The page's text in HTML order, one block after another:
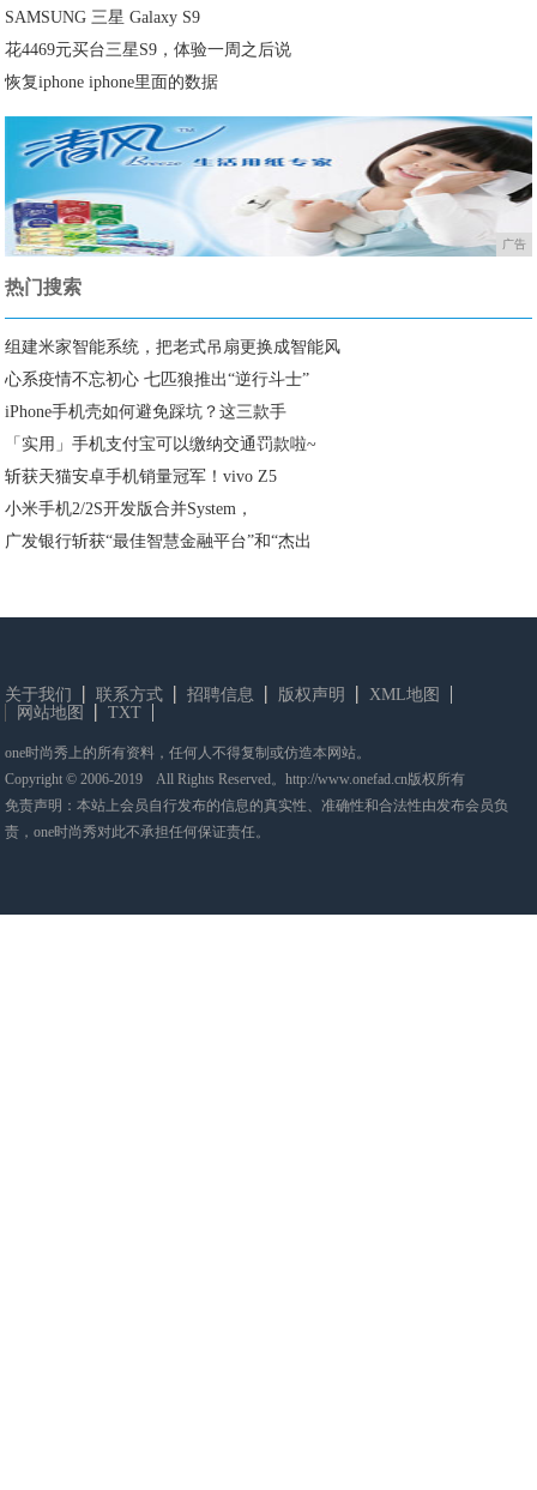
SAMSUNG 三星 Galaxy S9
花4469元买台三星S9，体验一周之后说
恢复iphone iphone里面的数据
广告
热门搜索
组建米家智能系统，把老式吊扇更换成智能风
心系疫情不忘初心 七匹狼推出“逆行斗士”
iPhone手机壳如何避免踩坑？这三款手
「实用」手机支付宝可以缴纳交通罚款啦~
斩获天猫安卓手机销量冠军！vivo Z5
小米手机2/2S开发版合并System，
广发银行斩获“最佳智慧金融平台”和“杰出
关于我们 联系方式 招聘信息 版权声明
XML地图
网站地图
TXT
one时尚秀上的所有资料，任何人不得复制或仿造本网站。
Copyright © 2006-2019 All Rights Reserved。http://www.onefad.cn版权所有
免责声明：本站上会员自行发布的信息的真实性、准确性和合法性由发布会员负
责，one时尚秀对此不承担任何保证责任。